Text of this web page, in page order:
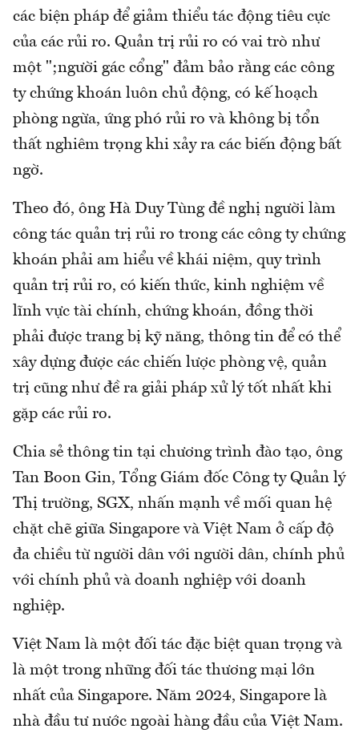
các biện pháp để giảm thiểu tác động tiêu cực
của các rủi ro. Quản trị rủi ro có vai trò như
một ";người gác cổng" đảm bảo rằng các công
ty chứng khoán luôn chủ động, có kế hoạch
phòng ngừa, ứng phó rủi ro và không bị tổn
thất nghiêm trọng khi xảy ra các biến động bất
ngờ.
Theo đó, ông Hà Duy Tùng đề nghị người làm
công tác quản trị rủi ro trong các công ty chứng
khoán phải am hiểu về khái niệm, quy trình
quản trị rủi ro, có kiến thức, kinh nghiệm về
lĩnh vực tài chính, chứng khoán, đồng thời
phải được trang bị kỹ năng, thông tin để có thể
xây dựng được các chiến lược phòng vệ, quản
trị cũng như đề ra giải pháp xử lý tốt nhất khi
gặp các rủi ro.
Chia sẻ thông tin tại chương trình đào tạo, ông
Tan Boon Gin, Tổng Giám đốc Công ty Quản lý
Thị trường, SGX, nhấn mạnh về mối quan hệ
chặt chẽ giữa Singapore và Việt Nam ở cấp độ
đa chiều từ người dân với người dân, chính phủ
với chính phủ và doanh nghiệp với doanh
nghiệp.
Việt Nam là một đối tác đặc biệt quan trọng và
là một trong những đối tác thương mại lớn
nhất của Singapore. Năm 2024, Singapore là
nhà đầu tư nước ngoài hàng đầu của Việt Nam.